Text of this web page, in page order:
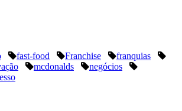
fast-food Franchise
franquias
mcdonalds
negócios